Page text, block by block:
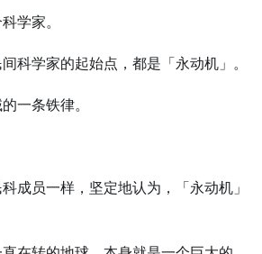
学家。
科学家的起始点，都是「永动机」。
一条铁律。
成员一样，坚定地认为，「永动机」